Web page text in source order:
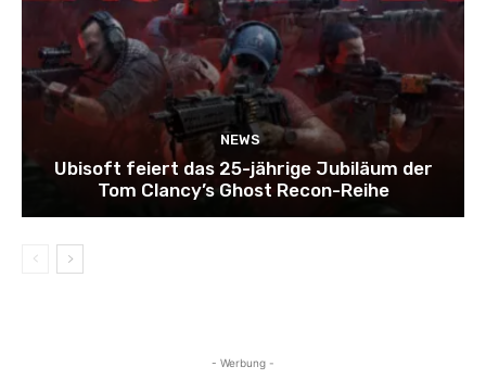
NEWS
Ubisoft feiert das 25-jährige Jubiläum der
Tom Clancy’s Ghost Recon-Reihe
- Werbung -